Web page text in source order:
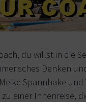
du willst in die
Denken
Spannhake
einer Innenreise,